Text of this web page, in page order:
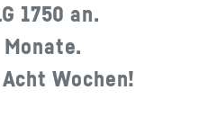
1750 an.
Wochen!